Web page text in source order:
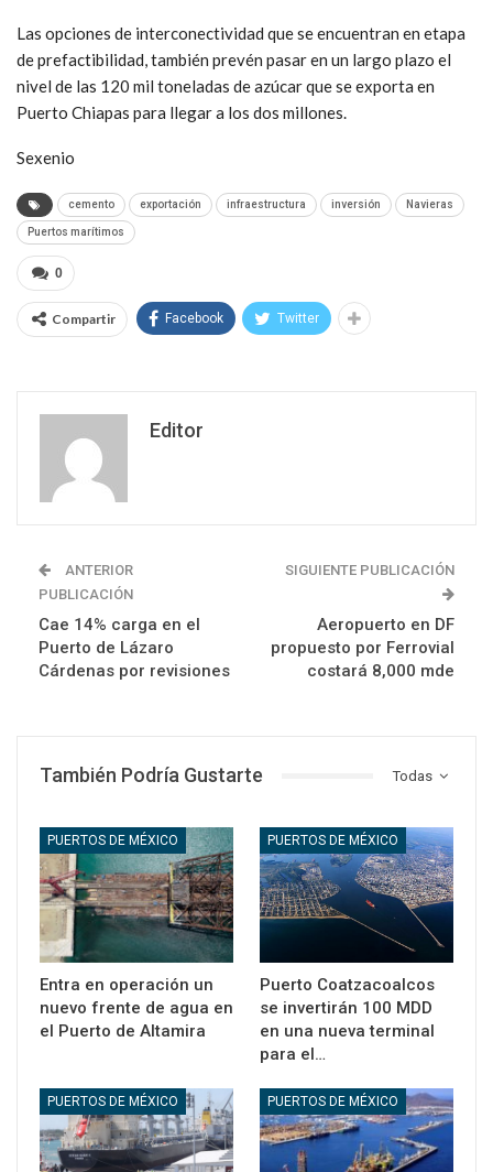
Las opciones de interconectividad que se encuentran en etapa
de prefactibilidad, también prevén pasar en un largo plazo el
nivel de las 120 mil toneladas de azúcar que se exporta en
Puerto Chiapas para llegar a los dos millones.
Sexenio
cemento exportación infraestructura inversión Navieras
Puertos marítimos
0
Compartir Facebook Twitter
Editor
ANTERIOR
PUBLICACIÓN
Cae 14% carga en el
Puerto de Lázaro
Cárdenas por revisiones
SIGUIENTE PUBLICACIÓN
Aeropuerto en DF
propuesto por Ferrovial
costará 8,000 mde
Todas
También Podría Gustarte
PUERTOS DE MÉXICO
Entra en operación un
nuevo frente de agua en
el Puerto de Altamira
PUERTOS DE MÉXICO
Puerto Coatzacoalcos
se invertirán 100 MDD
en una nueva terminal
para el…
PUERTOS DE MÉXICO PUERTOS DE MÉXICO